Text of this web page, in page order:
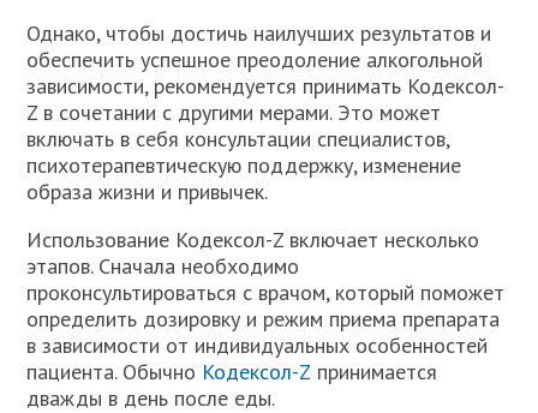
Однако, чтобы достичь наилучших результатов и
обеспечить успешное преодоление алкогольной
зависимости, рекомендуется принимать Кодексол-
Z в сочетании с другими мерами. Это может
включать в себя консультации специалистов,
психотерапевтическую поддержку, изменение
образа жизни и привычек.
Использование Кодексол-Z включает несколько
этапов. Сначала необходимо
проконсультироваться с врачом, который поможет
определить дозировку и режим приема препарата
в зависимости от индивидуальных особенностей
пациента. Обычно Кодексол-Z принимается
дважды в день после еды.